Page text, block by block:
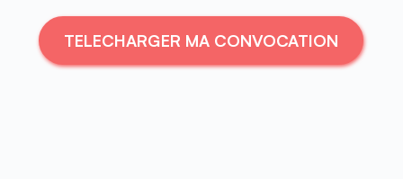
TELECHARGER MA CONVOCATION